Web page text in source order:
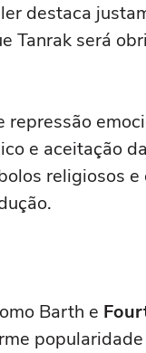
destaca
Tanrak será
e aceitação
religiosos e
Barth e